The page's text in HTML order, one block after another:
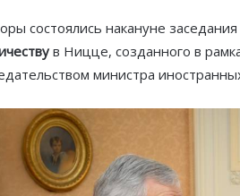
состоялись накануне заседания
в Ницце, созданного в
министра